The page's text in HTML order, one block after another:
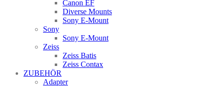
Canon EF
Diverse Mounts
Sony E-Mount
Sony
Sony E-Mount
Zeiss
Zeiss Batis
Zeiss Contax
ZUBEHÖR
Adapter